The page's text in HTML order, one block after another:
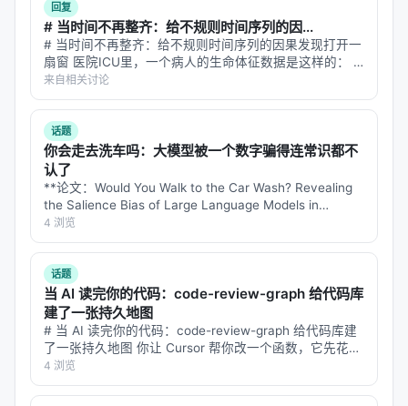
时间线与研究演进
时间线上，2019–2021 年 BERT 重排与 DPR 奠定神
经检索基础；2022–2023 年 RAG 与 FreshLLM 推动
检索-生成融合；2024 年起 conversational /
agentic search 与 Gen-RecSys 爆发；2025–2026
年强化学习训练搜索代理、深度研究（Deep
Research）与 GraphRAG 成为新的增长极。
方法 / 技术路线综述
| 维度 | 子类 | 代表思路 | 优点 | 局限 | |------|------
|----------|------|------| | 建模范式 | 判别式检索 / 生
成式检索 | 双塔、交叉编码器、DSI、GPT 索引 | 成
熟、可扩展 | 语义漂移、更新成本 | | LLM 集成 | RAG
/ Agent / Tool-use | 检索增强、搜索代理、API 调用
| 灵活、可解释 | 延迟、错误传播 | | 优化目标 | 相关
性 / 多样性 / 时效 | 多目标 LTR、RLHF、在线学习 |
回复
# 当时间不再整齐：给不规则时间序列的因...
# 当时间不再整齐：给不规则时间序列的因果发现打开一
扇窗 医院ICU里，一个病人的生命体征数据是这样的： -
心率：每5分钟自动记录一次 - 血压：护士每2小时手动测
量一次 - 体温：每天4次定时测量 - 血氧：只在病情变化
时按需测量 -…
来自相关讨论
话题
你会走去洗车吗：大模型被一个数字骗得连常识都不
认了
**论文：Would You Walk to the Car Wash? Revealing
the Salience Bias of Large Language Models in
Commonsense Reasoning** **…
4 浏览
话题
当 AI 读完你的代码：code-review-graph 给代码库
建了一张持久地图
# 当 AI 读完你的代码：code-review-graph 给代码库建
了一张持久地图 你让 Cursor 帮你改一个函数，它先花
30 秒扫一遍整个仓库。你再让它改隔壁那个函数，它又
扫 30 秒。同一个仓库，同样的结构信息，每次都从头…
4 浏览